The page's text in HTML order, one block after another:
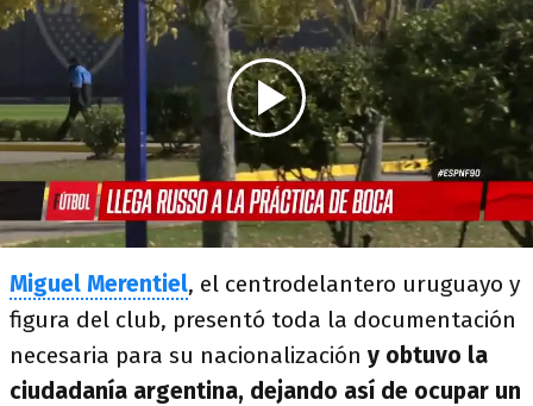
Miguel Merentiel, el centrodelantero uruguayo y
figura del club, presentó toda la documentación
necesaria para su nacionalización y obtuvo la
ciudadanía argentina, dejando así de ocupar un